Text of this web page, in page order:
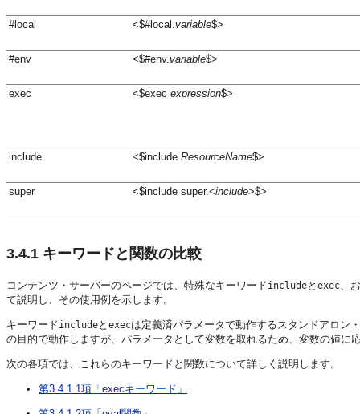
#local <$#local.variable$>
#env <$#env.variable$>
exec <$exec expression$>
include <$include ResourceName$>
super <$include super.<include>$>
3.4.1 キーワードと関数の比較
コンテンツ・サーバーのページでは、特殊なキーワードincludeと exec 、
て説明し、その使用例を示します。
キーワードincludeと execは定義済パラメータで動作するスタンドアロン
の目的で動作しますが、パラメータとして変数を取れるため、変数の値に
次の各項では、これらのキーワードと関数について詳しく説明します。
第3.4.1.1項「execキーワード」